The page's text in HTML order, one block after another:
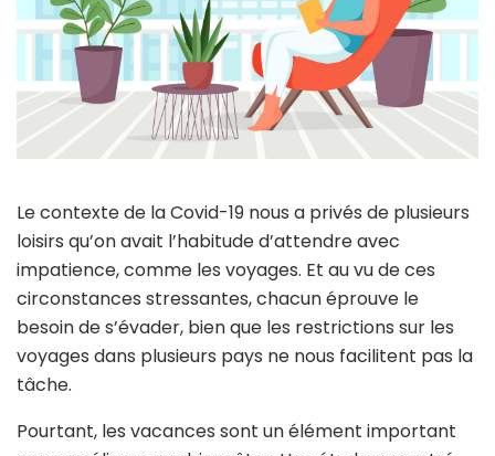
Le contexte de la Covid-19 nous a privés de plusieurs
loisirs qu’on avait l’habitude d’attendre avec
impatience, comme les voyages. Et au vu de ces
circonstances stressantes, chacun éprouve le
besoin de s’évader, bien que les restrictions sur les
voyages dans plusieurs pays ne nous facilitent pas la
tâche.
Pourtant, les vacances sont un élément important